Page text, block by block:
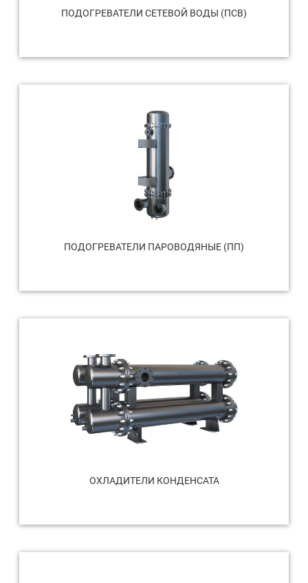
ПОДОГРЕВАТЕЛИ СЕТЕВОЙ ВОДЫ (ПСВ)
ПОДОГРЕВАТЕЛИ ПАРОВОДЯНЫЕ (ПП)
ОХЛАДИТЕЛИ КОНДЕНСАТА